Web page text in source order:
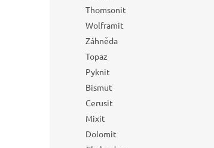
Thomsonit
Wolframit
Záhněda
Topaz
Pyknit
Bismut
Cerusit
Mixit
Dolomit